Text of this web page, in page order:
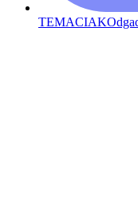
TEMACIAK